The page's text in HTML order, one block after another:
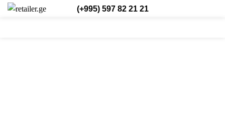
(+995) 597 82 21 21